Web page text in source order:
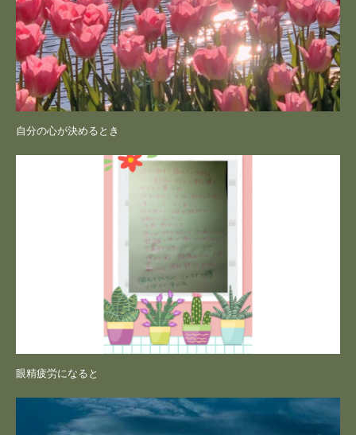
自分の心が決めるとき
眼精疲労になると